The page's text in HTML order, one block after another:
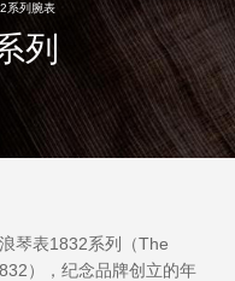
系列腕表
列
琴表1832系列（The
），纪念品牌创立的年